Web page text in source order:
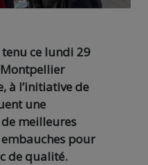
tenu ce lundi 29
à l’initiative de
une
meilleures
pour
de qualité.